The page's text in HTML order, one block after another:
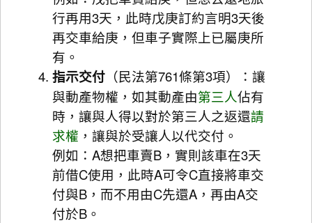
行再用3天，此時戊庚訂約言明3天後
再交車給庚，但車子實際上已屬庚所
有。
指示交付（民法第761條第3項）：讓
與動產物權，如其動產由第三人佔有
時，讓與人得以對於第三人之返還請
求權 ，讓與於受讓人以代交付。
例如：A想把車賣B，實則該車在3天
前借C使用，此時A可令C直接將車交
付與B，而不用由C先還A，再由A交
付於B。